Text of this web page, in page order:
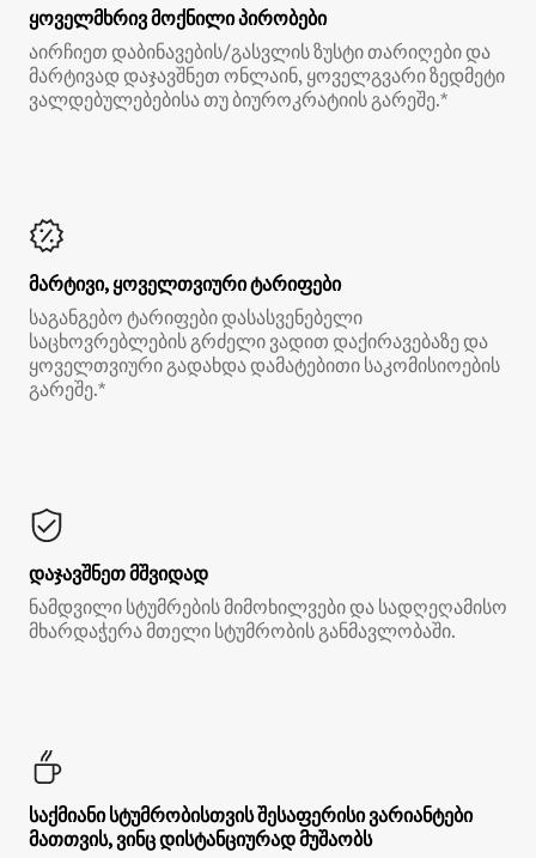
ყოველმხრივ მოქნილი პირობები
აირჩიეთ დაბინავების/გასვლის ზუსტი თარიღები და
მარტივად დაჯავშნეთ ონლაინ, ყოველგვარი ზედმეტი
ვალდებულებებისა თუ ბიუროკრატიის გარეშე.*
მარტივი, ყოველთვიური ტარიფები
საგანგებო ტარიფები დასასვენებელი
საცხოვრებლების გრძელი ვადით დაქირავებაზე და
ყოველთვიური გადახდა დამატებითი საკომისიოების
გარეშე.*
დაჯავშნეთ მშვიდად
ნამდვილი სტუმრების მიმოხილვები და სადღეღამისო
მხარდაჭერა მთელი სტუმრობის განმავლობაში.
საქმიანი სტუმრობისთვის შესაფერისი ვარიანტები
მათთვის, ვინც დისტანციურად მუშაობს